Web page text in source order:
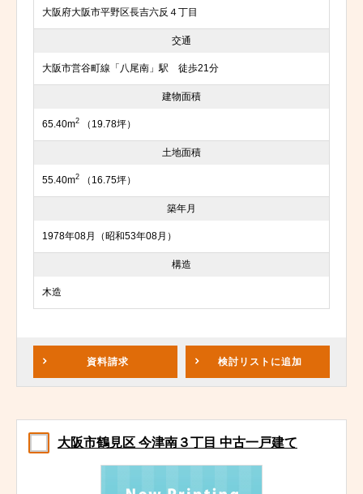
大阪府大阪市平野区長吉六反４丁目
交通
大阪市営谷町線「八尾南」駅 徒歩21分
建物面積
65.40m2 （19.78坪）
土地面積
55.40m2 （16.75坪）
築年月
1978年08月（昭和53年08月）
構造
木造
資料請求 検討リスト に追加
大阪市鶴見区 今津南３丁目 中古一戸建て